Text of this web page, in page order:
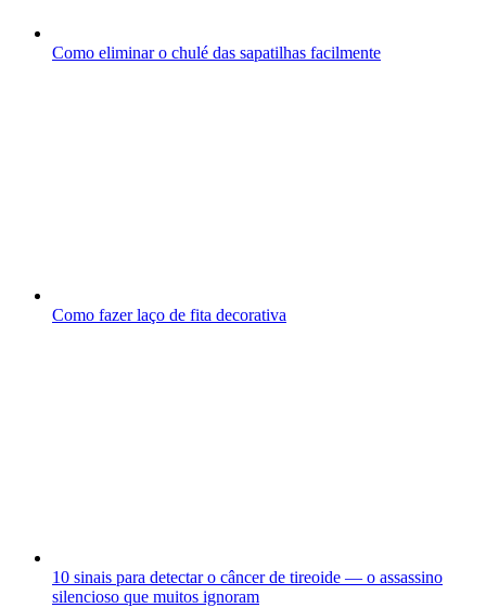
Como eliminar o chulé das sapatilhas facilmente
Como fazer laço de fita decorativa
10 sinais para detectar o câncer de tireoide — o assassino
silencioso que muitos ignoram